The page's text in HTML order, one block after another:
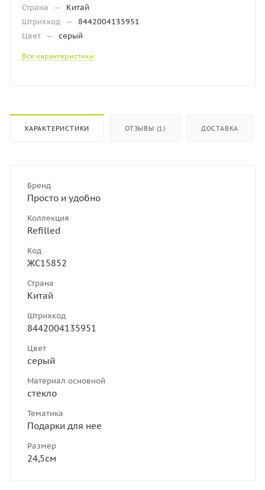
Страна
—
Китай
Штрихкод —
8442004135951
Цвет — серый
Все характеристики
ХАРАКТЕРИСТИКИ ОТЗЫВЫ (1) ДОСТАВКА
Бренд
Просто и удобно
Коллекция
Refilled
Код
ЖС15852
Страна
Китай
Штрихкод
8442004135951
Цвет
серый
Материал основной
стекло
Тематика
Подарки для нее
Размер
24,5см